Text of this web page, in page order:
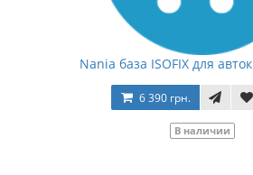
Nania база ISOFIX для
6 390 грн.
В наличии